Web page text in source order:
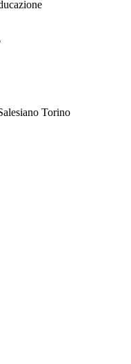
Torino